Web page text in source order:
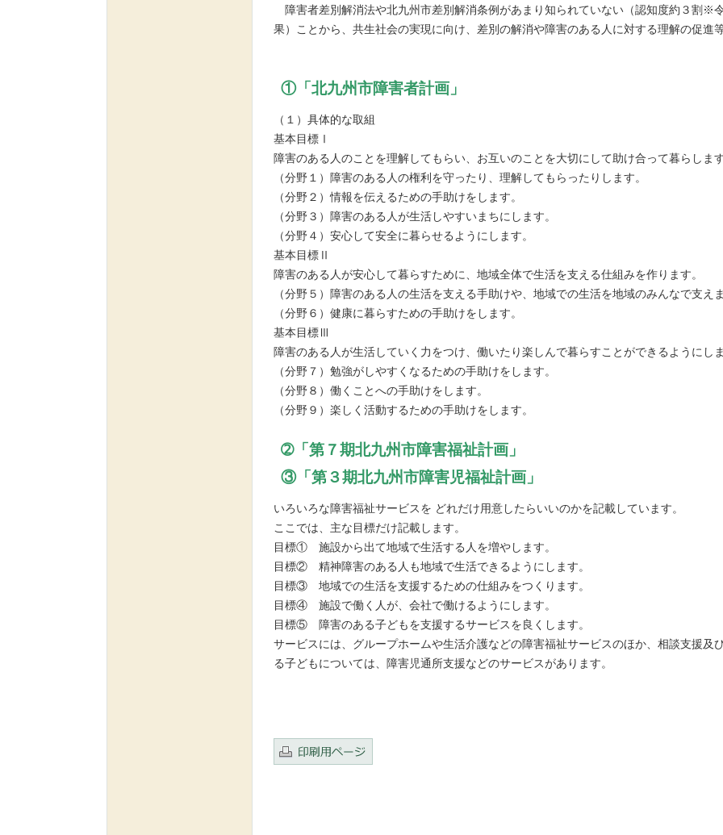
障害者差別解消法や北九州市差別解消条例があまり知られていない（認知度約３割※
果）ことから、共生社会の実現に向け、差別の解消や障害のある人に対する理解の促進
①「北九州市障害者計画」
（１）具体的な取組
基本目標Ⅰ
障害のある人のことを理解してもらい、お互いのことを大切にして助け合って暮らします
（分野１）障害のある人の権利を守ったり、理解してもらったりします。
（分野２）情報を伝えるための手助けをします。
（分野３）障害のある人が生活しやすいまちにします。
（分野４）安心して安全に暮らせるようにします。
基本目標Ⅱ
障害のある人が安心して暮らすために、地域全体で生活を支える仕組みを作ります。
（分野５）障害のある人の生活を支える手助けや、地域での生活を地域のみんなで支えま
（分野６）健康に暮らすための手助けをします。
基本目標Ⅲ
障害のある人が生活していく力をつけ、働いたり楽しんで暮らすことができるようにしま
（分野７）勉強がしやすくなるための手助けをします。
（分野８）働くことへの手助けをします。
（分野９）楽しく活動するための手助けをします。
➁「第７期北九州市障害福祉計画」
③「第３期北九州市障害児福祉計画」
いろいろな障害福祉サービスを どれだけ用意したらいいのかを記載しています。
ここでは、主な目標だけ記載します。
目標① 施設から出て地域で生活する人を増やします。
目標② 精神障害のある人も地域で生活できるようにします。
目標③ 地域での生活を支援するための仕組みをつくります。
目標④ 施設で働く人が、会社で働けるようにします。
目標⑤ 障害のある子どもを支援するサービスを良くします。
サービスには、グループホームや生活介護などの障害福祉サービスのほか、相談支援及
る子どもについては、障害児通所支援などのサービスがあります。